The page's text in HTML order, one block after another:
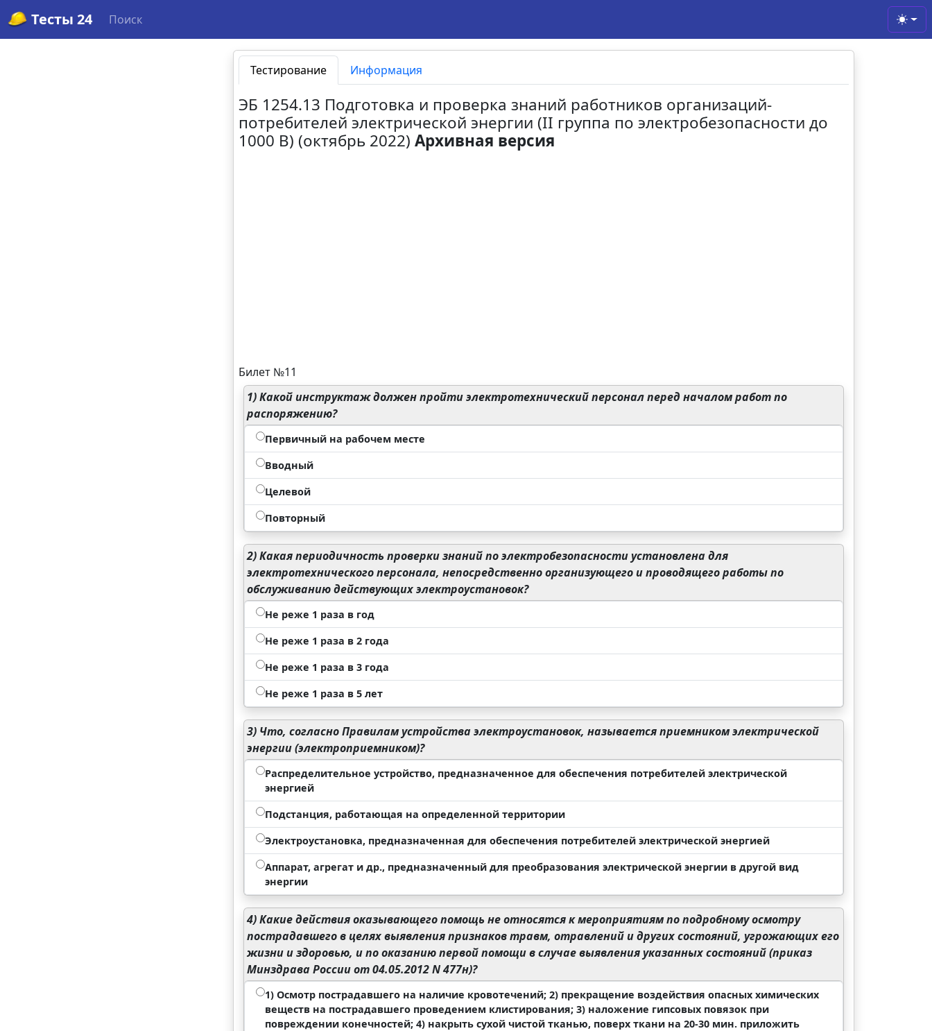
Тесты 24 Поиск
Тестирование Информация
ЭБ 1254.13 Подготовка и проверка знаний работников организаций-
потребителей электрической энергии (II группа по электробезопасности до
1000 В) (октябрь 2022) Архивная версия
Билет №11
1)Какой инструктаж должен пройти электротехнический персонал перед началом работ по
распоряжению?
Первичный на рабочем месте
Вводный
Целевой
Повторный
2)Какая периодичность проверки знаний по электробезопасности установлена для
электротехнического персонала, непосредственно организующего и проводящего работы по
обслуживанию действующих электроустановок?
Не реже 1 раза в год
Не реже 1 раза в 2 года
Не реже 1 раза в 3 года
Не реже 1 раза в 5 лет
3) Что, согласно Правилам устройства электроустановок, называется приемником электрической
энергии (электроприемником)?
Распределительное устройство, предназначенное для обеспечения потребителей электрической
энергией
Подстанция, работающая на определенной территории
Электроустановка, предназначенная для обеспечения потребителей электрической энергией
Аппарат, агрегат и др., предназначенный для преобразования электрической энергии в другой вид
энергии
4)Какие действия оказывающего помощь не относятся к мероприятиям по подробному осмотру
пострадавшего в целях выявления признаков травм, отравлений и других состояний, угрожающих его
жизни и здоровью, и по оказанию первой помощи в случае выявления указанных состояний (приказ
Минздрава России от 04.05.2012 N 477н)?
1) Осмотр пострадавшего на наличие кровотечений; 2) прекращение воздействия опасных химических
веществ на пострадавшего проведением клистирования; 3) наложение гипсовых повязок при
повреждении конечностей; 4) накрыть сухой чистой тканью, поверх ткани на 20-30 мин. приложить